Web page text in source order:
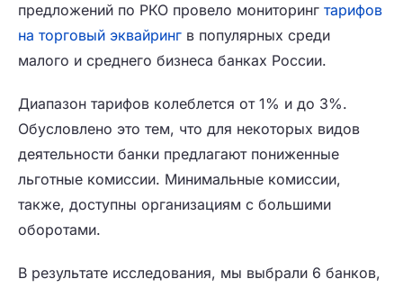
предложений по РКО провело мониторинг тарифов
на торговый эквайринг в популярных среди
малого и среднего бизнеса банках России.
Диапазон тарифов колеблется от 1% и до 3%.
Обусловлено это тем, что для некоторых видов
деятельности банки предлагают пониженные
льготные комиссии. Минимальные комиссии,
также, доступны организациям с большими
оборотами.
В результате исследования, мы выбрали 6 банков,